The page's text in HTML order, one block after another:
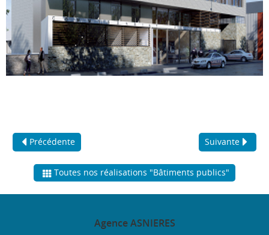
Précédente
Toutes nos réalisations "Bâtiments publics"
Suivante
AgenceASNIERES